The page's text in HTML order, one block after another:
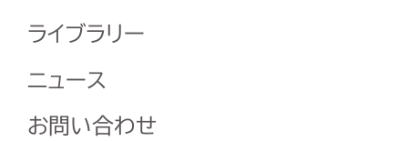
ライブラリー
ニュース
お問い合わせ